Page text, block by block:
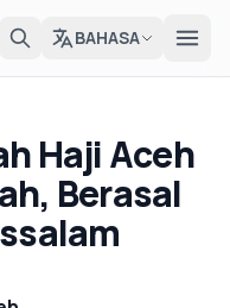
BAHASA
Haji Aceh
Berasal